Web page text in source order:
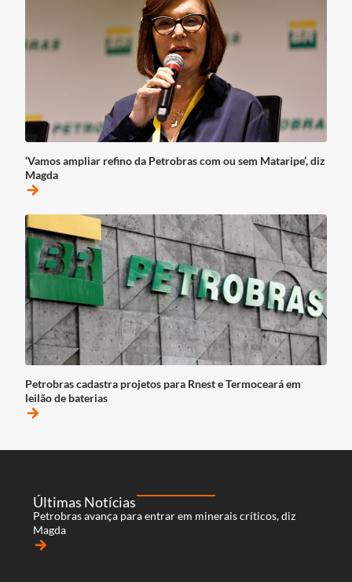
‘Vamos ampliar refino da Petrobras com ou sem Mataripe’, diz
Magda
arrow_forward
Petrobras cadastra projetos para Rnest e Termoceará em
leilão de baterias
arrow_forward
Últimas Notícias
Petrobras avança para entrar em minerais críticos, diz
Magda
arrow_forward